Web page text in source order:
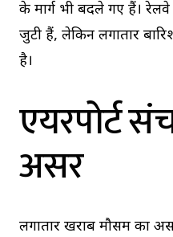
के मार्ग भी बदले गए हैं। रेलवे
जुटी हैं, लेकिन लगातार
है।
एयरपोर्ट
असर
लगातार खराब मौसम का